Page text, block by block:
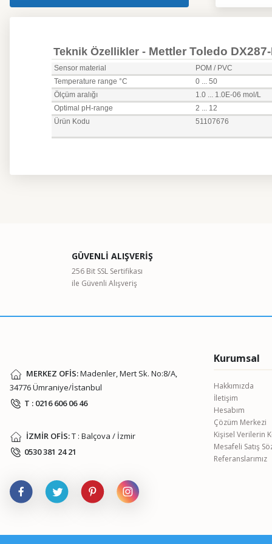
Teknik Özellikler - Mettler Toledo
Sensor material
POM / PVC
Temperature range °C
0 ... 50
Ölçüm aralığı
1.0 ... 1.0E-06 mol/L
Optimal pH-range
2 ... 12
Ürün Kodu
51107676
Ürün açıklamasında eksik bilgiler bulunuyor.
Ürün bilgilerinde hatalar bulunuyor.
GÜVENLİ ALIŞVERİŞ
256 Bit SSL Sertifikası
ile Güvenli Alışveriş
MERKEZ OFİS:Madenler, Mert Sk. No:8/A,
34776 Ümraniye/İstanbul
T : 0216 606 06 46
İZMİR OFİS:T : Balçova / İzmir
0530 381 24 21
Kurumsal
Hakkımızda
İletişim
Hesabım
Çözüm Merkezi
Kişisel Verilerin
Mesafeli Satış
Referanslarımız